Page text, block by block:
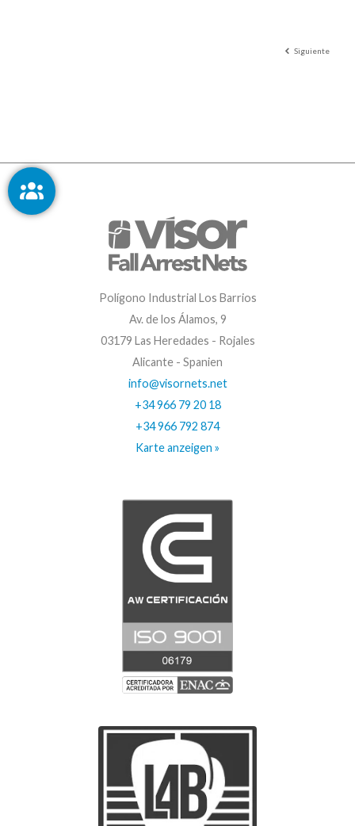
Siguiente
Polígono Industrial Los Barrios
Av. de los Álamos, 9
03179 Las Heredades - Rojales
Alicante - Spanien
info@visornets.net
+34 966 79 20 18
+34 966 792 874
Karte anzeigen »